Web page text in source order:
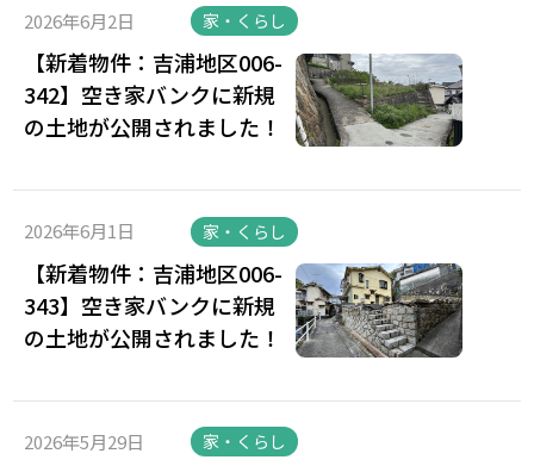
2026年6月2日 家・くらし
【新着物件：吉浦地区006-
342】空き家バンクに新規
の土地が公開されました！
2026年6月1日 家・くらし
【新着物件：吉浦地区006-
343】空き家バンクに新規
の土地が公開されました！
2026年5月29日 家・くらし